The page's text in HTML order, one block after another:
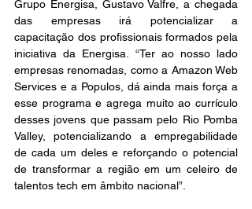
Grupo Energisa, Gustavo Valfre, a chegada
das empresas irá potencializar a
capacitação dos profissionais formados pela
iniciativa da Energisa. “Ter ao nosso lado
empresas renomadas, como a Amazon Web
Services e a Populos, dá ainda mais força a
esse programa e agrega muito ao currículo
desses jovens que passam pelo Rio Pomba
Valley, potencializando a empregabilidade
de cada um deles e reforçando o potencial
de transformar a região em um celeiro de
talentos tech em âmbito nacional”.